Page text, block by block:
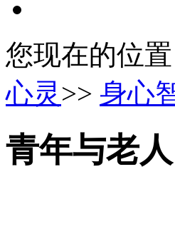
您现在的位置
心灵 >> 身心
青年与老人